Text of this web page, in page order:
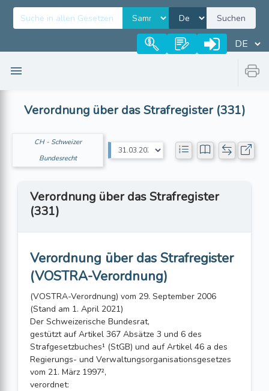
Suchen
Verordnung über das Strafregister (331)
CH - Schweizer
Bundesrecht
Verordnung über das Strafregister
(331)
Verordnung über das Strafregister
(VOSTRA-Verordnung)
(VOSTRA-Verordnung) vom 29. September 2006
(Stand am 1. April 2021)
Der Schweizerische Bundesrat,
gestützt auf Artikel 367 Absätze 3 und 6 des
Strafgesetzbuches¹ (StGB) und auf Artikel 46 a des
Regierungs- und Verwaltungsorganisationsgesetzes
vom 21. März 1997²,
verordnet: